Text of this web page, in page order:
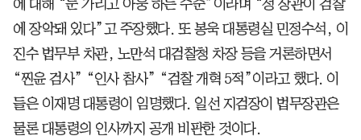
에 대해 “눈 가리고 아웅 하는 수준”이라며 “정 장관이 검찰
에 장악돼 있다”고 주장했다. 또 봉욱 대통령실 민정수석, 이
진수 법무부 차관, 노만석 대검찰청 차장 등을 거론하면서
“찐윤 검사” “인사 참사” “검찰 개혁 5적”이라고 했다. 이
들은 이재명 대통령이 임명했다. 일선 지검장이 법무장관은
물론 대통령의 인사까지 공개 비판한 것이다.